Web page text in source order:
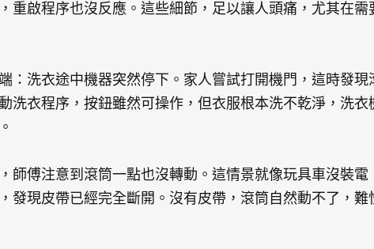
重啟程序也沒反應。這些細節，足以讓人頭痛，尤其在需
：洗衣途中機器突然停下。家人嘗試打開機門，這時發現
洗衣程序，按鈕雖然可操作，但衣服根本洗不乾淨，洗衣
師傅注意到滾筒一點也沒轉動。這情景就像玩具車沒裝電
發現皮帶已經完全斷開。沒有皮帶，滾筒自然動不了，難